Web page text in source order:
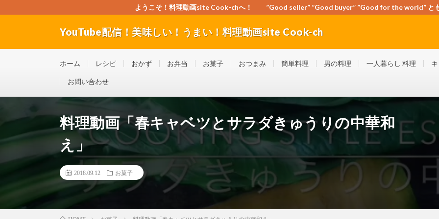
ようこそ！料理動画site Cook-chへ！ ”Good seller” ”Good buyer” ”Good for the world” と
YouTube配信！美味しい！うまい！料理動画site Cook-ch
ホーム レシピ おかず お弁当 お菓子 おつまみ 簡単料理 男の料理 一人暮らし 料理
お問い合わせ
料理動画「春キャベツとサラダきゅうりの中華和
え」
2018.09.12 お菓子